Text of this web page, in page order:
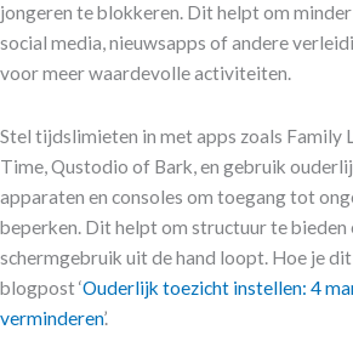
jongeren te blokkeren. Dit helpt om
social media, nieuwsapps of andere
voor meer waardevolle activiteiten.
Stel tijdslimieten in met apps zoals Family
Time, Qustodio of Bark, en gebruik
apparaten en consoles om toegang tot
beperken. Dit helpt om structuur te
schermgebruik uit de hand loopt. Hoe je
blogpost ‘Ouderlijk toezicht instellen: 4
verminderen’.